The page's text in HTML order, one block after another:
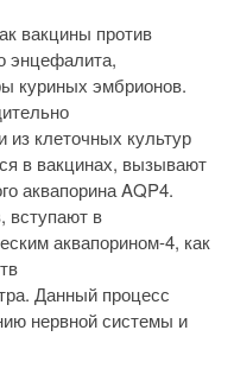
вакцины против
энцефалита,
куриных эмбрионов.
из клеточных культур
в вакцинах, вызывают
аквапорина AQP4.
вступают в
аквапорином-4, как
Данный процесс
нервной системы и